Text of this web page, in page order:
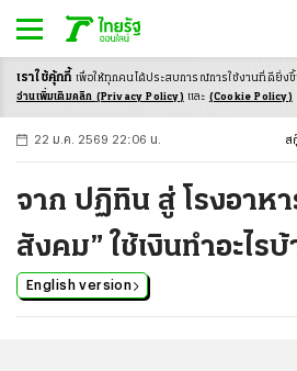
-ก ก ก+
22 ม.ค. 2569 22:06 น. ส
จาก ปฏิทิน สู่ โรงอาหา
สังคม” ใช้เงินทำอะไรบ้
English version
เราใช้คุ้กกี้ เพื่อให้ทุกคนได้ประสบการณ์การใช้งานที่ดียิ่ง
อ่านเพิ่มเติมคลิก (Privacy Policy) และ (Cookie Policy)